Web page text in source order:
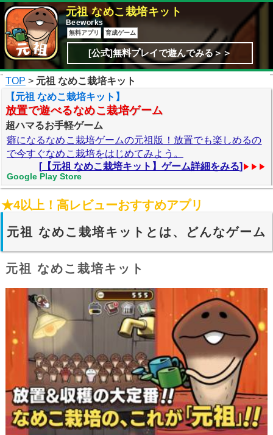
元祖 なめこ栽培キット
Beeworks
無料アプリ 育成ゲーム
[公式]無料プレイで遊んでみる＞＞
TOP > 元祖 なめこ栽培キット
【元祖 なめこ栽培キット】
放置で遊べるなめこ栽培ゲーム
超ハマるお手軽ゲーム
癖になるなめこ栽培ゲームの元祖版！放置でも楽しめるの
で今すぐなめこ栽培をはじめてみよう。
[【元祖 なめこ栽培キット】ゲーム詳細をみる] ▶▶▶
Google Play Store
★4以上！高レビューおすすめアプリ
元祖 なめこ栽培キットとは、どんなゲーム
元祖 なめこ栽培キット